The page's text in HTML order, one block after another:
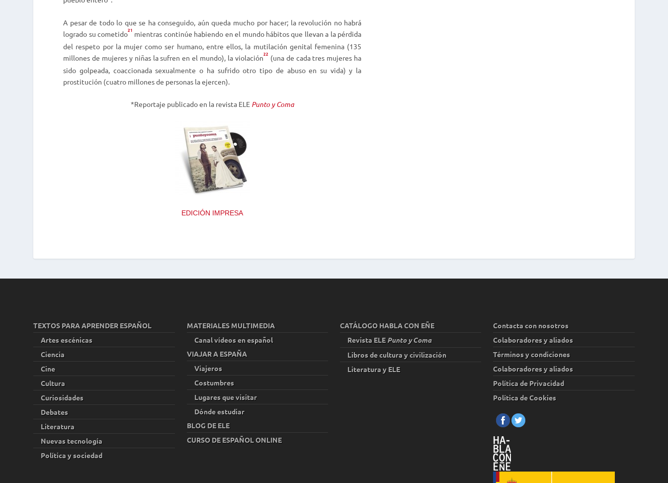
A pesar de todo lo que se ha conseguido, aún queda mucho por hacer; la revolución no habrá
logrado su cometido21 mientras continúe habiendo en el mundo hábitos que llevan a la pérdida
del respeto por la mujer como ser humano, entre ellos, la mutilación genital femenina (135
millones de mujeres y niñas la sufren en el mundo), la violación22(una de cada tres mujeres ha
sido golpeada, coaccionada sexualmente o ha sufrido otro tipo de abuso en su vida) y la
prostitución (cuatro millones de personas la ejercen).
*Reportaje publicado en la revista ELE Punto y Coma
EDICIÓN IMPRESA
TEXTOS PARA APRENDER ESPAÑOL
Artes escénicas
Ciencia
Cine
Cultura
Curiosidades
Debates
Literatura
Nuevas tecnología
Política y sociedad
MATERIALES MULTIMEDIA
Canal vídeos en español
VIAJAR A ESPAÑA
Viajeros
Costumbres
Lugares que visitar
Dónde estudiar
BLOG DE ELE
CURSO DE ESPAÑOL ONLINE
CATÁLOGO HABLA CON EÑE
Revista ELEPunto y Coma
Libros de cultura y civilización
Literatura y ELE
Contacta con nosotros
Colaboradores y aliados
Términos y condiciones
Colaboradores y aliados
Política de Privacidad
Política de Cookies